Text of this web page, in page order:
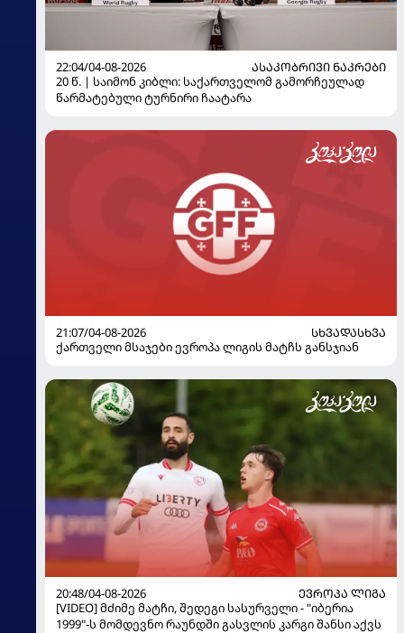
22:04/04-08-2026
ᲐᲡᲐᲙᲝᲑᲠᲘᲕᲘ ᲜᲐᲙᲠᲔᲑᲘ
20 წ. | საიმონ კიბლი: საქართველომ გამორჩეულად
წარმატებული ტურნირი ჩაატარა
21:07/04-08-2026
ᲡᲮᲕᲐᲓᲐᲡᲮᲕᲐ
ქართველი მსაჯები ევროპა ლიგის მატჩს განსჯიან
20:48/04-08-2026
ᲔᲕᲠᲝᲞᲐ ᲚᲘᲒᲐ
[VIDEO] მძიმე მატჩი, შედეგი სასურველი - "იბერია
1999"-ს მომდევნო რაუნდში გასვლის კარგი შანსი აქვს